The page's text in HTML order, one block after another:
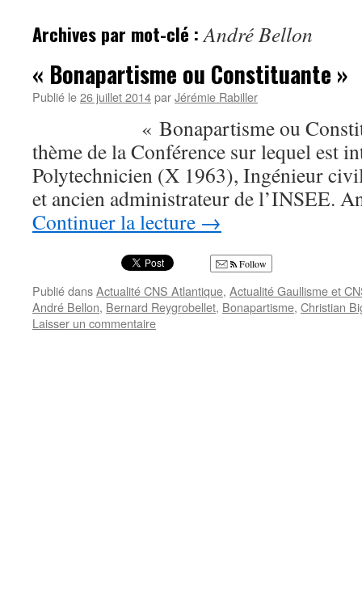
Archives par mot-clé : André Bellon
« Bonapartisme ou Constituante »
Publié le26 juillet 2014parJérémie Rabiller
« Bonapartisme ou
thème de la Conférence sur lequel est
Polytechnicien (X 1963), Ingénieur civil
et ancien administrateur de l’INSEE.
Continuer la lecture →
Follow
Publié dansActualité CNS Atlantique, Actualité Gaullisme et
André Bellon, Bernard Reygrobellet, Bonapartisme, Christian
Laisser un commentaire